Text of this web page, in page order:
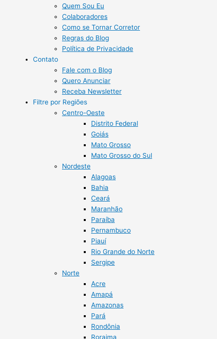
Quem Sou Eu
Colaboradores
Como se Tornar Corretor
Regras do Blog
Política de Privacidade
Contato
Fale com o Blog
Quero Anunciar
Receba Newsletter
Filtre por Regiões
Centro-Oeste
Distrito Federal
Goiás
Mato Grosso
Mato Grosso do Sul
Nordeste
Alagoas
Bahia
Ceará
Maranhão
Paraíba
Pernambuco
Piauí
Rio Grande do Norte
Sergipe
Norte
Acre
Amapá
Amazonas
Pará
Rondônia
Roraima